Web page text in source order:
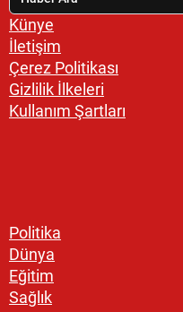
Künye
İletişim
Çerez Politikası
Gizlilik İlkeleri
Kullanım Şartları
Politika
Dünya
Eğitim
Sağlık